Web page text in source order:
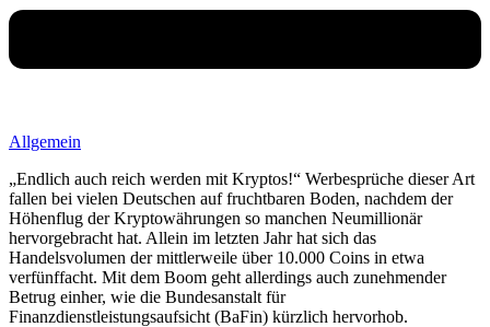
Allgemein
„Endlich auch reich werden mit Kryptos!“ Werbesprüche dieser Art
fallen bei vielen Deutschen auf fruchtbaren Boden, nachdem der
Höhenflug der Kryptowährungen so manchen Neumillionär
hervorgebracht hat. Allein im letzten Jahr hat sich das
Handelsvolumen der mittlerweile über 10.000 Coins in etwa
verfünffacht. Mit dem Boom geht allerdings auch zunehmender
Betrug einher, wie die Bundesanstalt für
Finanzdienstleistungsaufsicht (BaFin) kürzlich hervorhob.